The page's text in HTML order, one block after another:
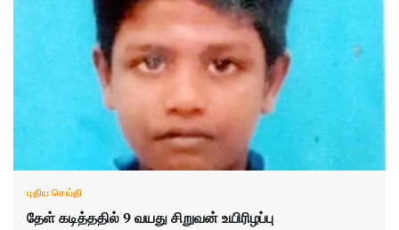
புதிய செய்தி
தேள் கடித்ததில் 9 வயது சிறுவன் உயிரிழப்பு